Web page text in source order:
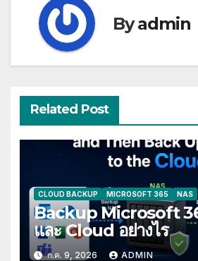
Byadmin
Related Post
CLOUD BACKUP MICROSOFT 365 NAS
Backup Microsoft
และ Cloud อย่างไร
ก.ค. 9, 2026 ADMIN